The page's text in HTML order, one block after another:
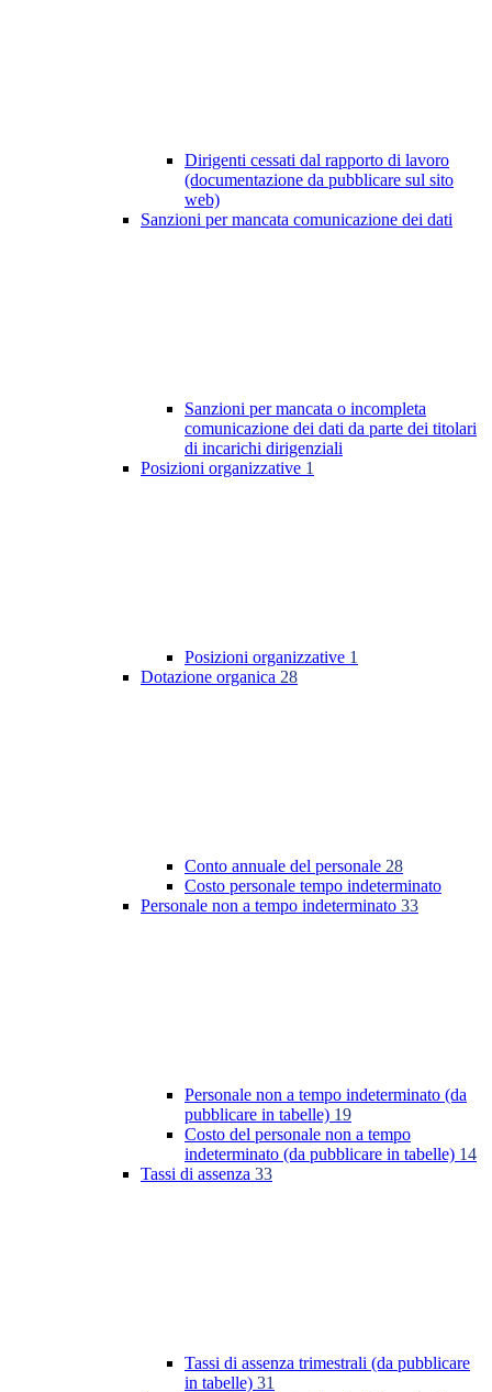
Dirigenti cessati dal rapporto di lavoro
(documentazione da pubblicare sul sito
web)
Sanzioni per mancata comunicazione dei dati
Sanzioni per mancata o incompleta
comunicazione dei dati da parte dei titolari
di incarichi dirigenziali
Posizioni organizzative 1
Posizioni organizzative 1
Dotazione organica 28
Conto annuale del personale 28
Costo personale tempo indeterminato
Personale non a tempo indeterminato 33
Personale non a tempo indeterminato (da
pubblicare in tabelle) 19
Costo del personale non a tempo
indeterminato (da pubblicare in tabelle) 14
Tassi di assenza 33
Tassi di assenza trimestrali (da pubblicare
in tabelle) 31